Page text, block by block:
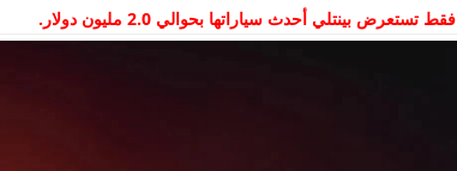
فقط تستعرض بينتلي أحدث سياراتها بحوالي 2.0 مليون دولار .